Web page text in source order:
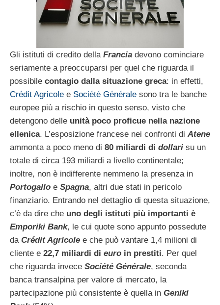
Gli istituti di credito della Francia devono cominciare
seriamente a preoccuparsi per quel che riguarda il
possibile contagio dalla situazione greca: in effetti,
Crédit Agricole e Société Générale sono tra le banche
europee più a rischio in questo senso, visto che
detengono delle unità poco proficue nella nazione
ellenica. L’esposizione francese nei confronti di Atene
ammonta a poco meno di 80 miliardi di dollari su un
totale di circa 193 miliardi a livello continentale;
inoltre, non è indifferente nemmeno la presenza in
Portogallo e Spagna, altri due stati in pericolo
finanziario. Entrando nel dettaglio di questa situazione,
c’è da dire che uno degli istituti più importanti è
Emporiki Bank, le cui quote sono appunto possedute
da Crédit Agricole e che può vantare 1,4 milioni di
cliente e 22,7 miliardi di euro in prestiti. Per quel
che riguarda invece Société Générale, seconda
banca transalpina per valore di mercato, la
partecipazione più consistente è quella in Geniki